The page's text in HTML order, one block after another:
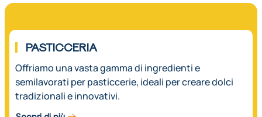
01.
PASTICCERIA
Offriamo una vasta gamma di ingredienti e
semilavorati per pasticcerie, ideali per creare dolci
tradizionali e innovativi.